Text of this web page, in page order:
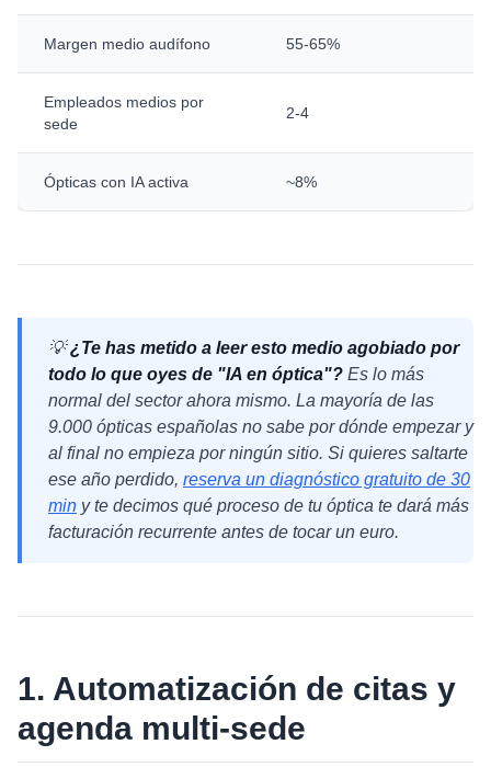
Margen medio audífono 55-65%
Empleados medios por
sede
2-4
Ópticas con IA activa ~8%
💡¿Te has metido a leer esto medio agobiado por
todo lo que oyes de "IA en óptica"? Es lo más
normal del sector ahora mismo. La mayoría de las
9.000 ópticas españolas no sabe por dónde empezar y
al final no empieza por ningún sitio. Si quieres saltarte
ese año perdido, reserva un diagnóstico gratuito de 30
min y te decimos qué proceso de tu óptica te dará más
facturación recurrente antes de tocar un euro.
1. Automatización de citas y
agenda multi-sede